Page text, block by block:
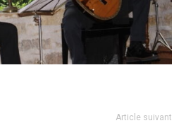
Article suivant